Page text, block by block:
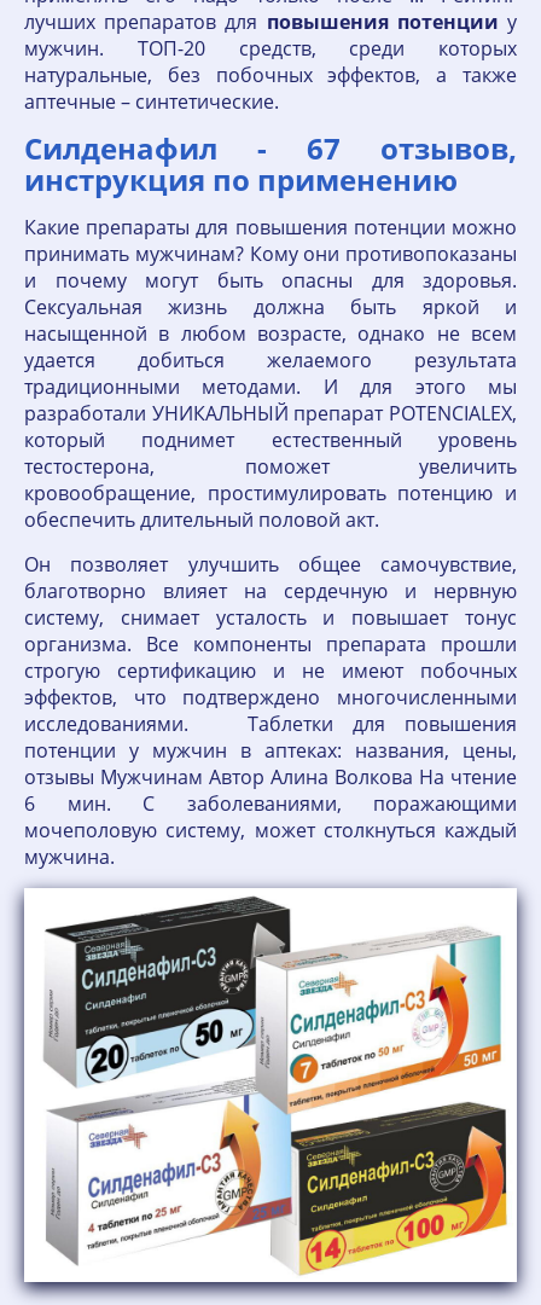
лучших препаратов для повышения потенции у
мужчин. ТОП-20 средств, среди которых
натуральные, без побочных эффектов, а также
аптечные – синтетические.
Силденафил - 67 отзывов,
инструкция по применению
Какие препараты для повышения потенции можно
принимать мужчинам? Кому они противопоказаны
и почему могут быть опасны для здоровья.
Сексуальная жизнь должна быть яркой и
насыщенной в любом возрасте, однако не всем
удается добиться желаемого результата
традиционными методами. И для этого мы
разработали УНИКАЛЬНЫЙ препарат POTENCIALEX,
который поднимет естественный уровень
тестостерона, поможет увеличить
кровообращение, простимулировать потенцию и
обеспечить длительный половой акт.
Он позволяет улучшить общее самочувствие,
благотворно влияет на сердечную и нервную
систему, снимает усталость и повышает тонус
организма. Все компоненты препарата прошли
строгую сертификацию и не имеют побочных
эффектов, что подтверждено многочисленными
исследованиями. Таблетки для повышения
потенции у мужчин в аптеках: названия, цены,
отзывы Мужчинам Автор Алина Волкова На чтение
6 мин. С заболеваниями, поражающими
мочеполовую систему, может столкнуться каждый
мужчина.